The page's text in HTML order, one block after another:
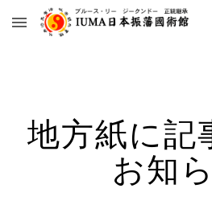
Skip to main content
地方紙に記
お知